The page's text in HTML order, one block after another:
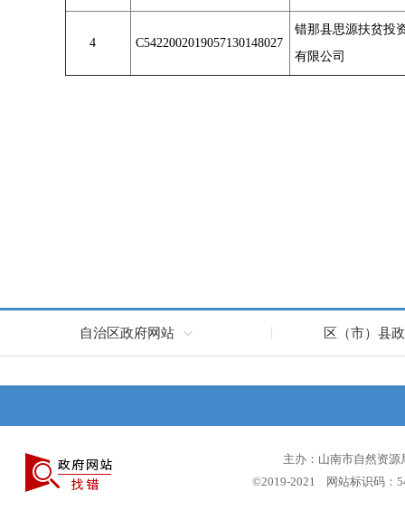
4 C5422002019057130148027
错那县思源扶贫投
有限公司
自治区政府网站 区（市）县
主办：山南市自然资
©2019-2021 网站标识码：